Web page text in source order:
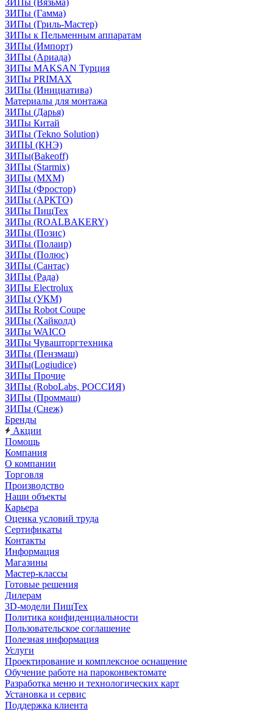
ЗИПы (Вязьма)
ЗИПы (Гамма)
ЗИПы (Гриль-Мастер)
ЗИПы к Пельменным аппаратам
ЗИПы (Импорт)
ЗИПы (Ариада)
ЗИПы MAKSAN Турция
ЗИПы PRIMAX
ЗИПы (Инициатива)
Материалы для монтажа
ЗИПы (Дарья)
ЗИПы Китай
ЗИПы (Tekno Solution)
ЗИПЫ (КНЭ)
ЗИПы(Bakeoff)
ЗИПы (Starmix)
ЗИПы (МХМ)
ЗИПы (Фростор)
ЗИПы (АРКТО)
ЗИПы ПищТех
ЗИПы (ROALBAKERY)
ЗИПы (Позис)
ЗИПы (Полаир)
ЗИПы (Полюс)
ЗИПы (Сантас)
ЗИПы (Рада)
ЗИПы Electrolux
ЗИПы (УКМ)
ЗИПы Robot Coupe
ЗИПы (Хайколд)
ЗИПы WAICO
ЗИПы Чувашторгтехника
ЗИПы (Пензмаш)
ЗИПы(Logiudice)
ЗИПы Прочие
ЗИПы (RoboLabs, РОССИЯ)
ЗИПы (Проммаш)
ЗИПы (Снеж)
Бренды
Акции
Помощь
Компания
О компании
Торговля
Производство
Наши объекты
Карьера
Оценка условий труда
Сертификаты
Контакты
Информация
Магазины
Мастер-классы
Готовые решения
Дилерам
3D-модели ПищТех
Политика конфиденциальности
Пользовательское соглашение
Полезная информация
Услуги
Проектирование и комплексное оснащение
Обучение работе на пароконвектомате
Разработка меню и технологических карт
Установка и сервис
Поддержка клиента